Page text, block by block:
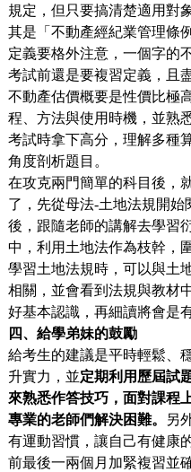
規定，但只要搞清楚適用對
其是「不動產經紀業管理條
定義要格外注意，一個字的
考試前還是要複習定義，且
不動產估價概要是性價比極
程、方法與使用時機，並熟
考試時拿下高分，理解多種
角度剖析題目。
在攻克兩門簡單的科目後，
了，先從母法-土地法規開
後，跟隨老師的講解去學習
中，利用土地法作為枝幹，
學習土地法規時，可以與土
相關，並會看到法規與教材
好基本認識，再細讀將會是
四、給學弟妹的鼓勵
給考生的建議是平時輕鬆、
升實力，並定期利用歷屆試
來熟悉作答技巧，面對課程
專業的老師們解決困難。
另
有運動習慣，讓自己有健康
前最後一兩個月加緊複習並